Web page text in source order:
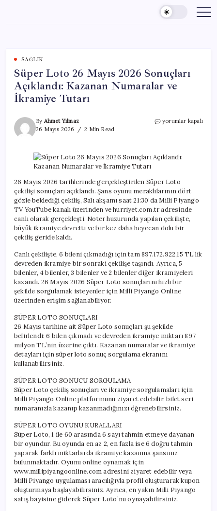
content
SAĞLIK
Süper Loto 26 Mayıs 2026 Sonuçları
Açıklandı: Kazanan Numaralar ve
İkramiye Tutarı
By Ahmet Yılmaz
26 Mayıs 2026
2 Min Read
Süper
2026
Sonuçları
Kazanan
Numaralar
ve
İkramiye
Tutarı
için
yorumlar kapalı
26 Mayıs 2026 tarihlerinde gerçekleştirilen Süper Loto
çekilişi sonuçları açıklandı. Şans oyunu meraklılarının dört
gözle beklediği çekiliş, Salı akşamı saat 21:30’da Milli Piyango
TV YouTube kanalı üzerinden ve hurriyet.com.tr adresinde
canlı olarak gerçekleşti. Noter huzurunda yapılan çekilişte,
büyük ikramiye devretti ve bir kez daha heyecan dolu bir
çekiliş geride kaldı.
Canlı çekilişte, 6 bileni çıkmadığı için tam 897.172.922,15 TL’lik
devreden ikramiye bir sonraki çekilişe taşındı. Ayrıca, 5
bilenler, 4 bilenler, 3 bilenler ve 2 bilenler diğer ikramiyeleri
kazandı. 26 Mayıs 2026 Süper Loto sonuçlarını hızlı bir
şekilde sorgulamak isteyenler için Milli Piyango Online
üzerinden erişim sağlanabiliyor.
SÜPER LOTO SONUÇLARI
26 Mayıs tarihine ait Süper Loto sonuçları şu şekilde
belirlendi: 6 bilen çıkmadı ve devreden ikramiye miktarı 897
milyon TL’nin üzerine çıktı. Kazanan numaralar ve ikramiye
detayları için süper loto sonuç sorgulama ekranını
kullanabilirsiniz.
SÜPER LOTO SONUCU SORGULAMA
Süper Loto çekiliş sonuçları ve ikramiye sorgulamaları için
Milli Piyango Online platformunu ziyaret edebilir, bilet seri
numaranızla kazanıp kazanmadığınızı öğrenebilirsiniz.
SÜPER LOTO OYUNU KURALLARI
Süper Loto, 1 ile 60 arasında 6 sayı tahmin etmeye dayanan
bir oyundur. Bu oyunda en az 2, en fazla ise 6 doğru tahmin
yaparak farklı miktarlarda ikramiye kazanma şansınız
bulunmaktadır. Oyunu online oynamak için
www.millipiyangoonline.com adresini ziyaret edebilir veya
Milli Piyango uygulaması aracılığıyla profil oluşturarak kupon
oluşturmaya başlayabilirsiniz. Ayrıca, en yakın Milli Piyango
satış bayisine giderek Süper Loto’nu oynayabilirsiniz.